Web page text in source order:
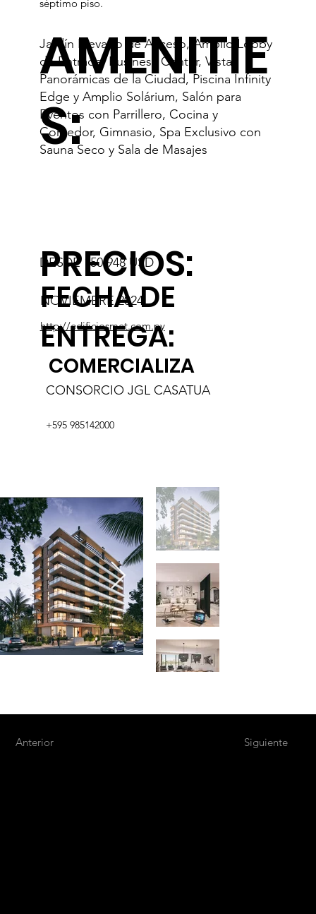
Anterior Siguiente
COMERCIALIZA
CONSORCIO JGL CASATUA
+595 985142000
http://edificiosmet.com.py
FECHA DE
ENTREGA:
NOVIEMBRE 2024
PRECIOS:
DESDE 150.948 USD
séptimo piso.
AMENITIE
S:
Jardín Elevado de Acceso, Amplio Lobby
de Entrada, Business Center, Vistas
Panorámicas de la Ciudad, Piscina Infinity
Edge y Amplio Solárium, Salón para
Eventos con Parrillero, Cocina y
Comedor, Gimnasio, Spa Exclusivo con
Sauna Seco y Sala de Masajes